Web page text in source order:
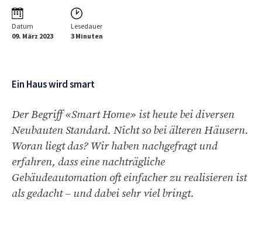
Datum
09. März 2023
Lesedauer
3 Minuten
Ein Haus wird smart
Der Begriff «Smart Home» ist heute bei diversen
Neubauten Standard. Nicht so bei älteren Häusern.
Woran liegt das? Wir haben nachgefragt und
erfahren, dass eine nachträgliche
Gebäudeautomation oft einfacher zu realisieren ist
als gedacht – und dabei sehr viel bringt.